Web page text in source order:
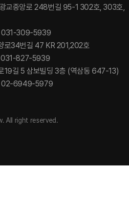
교중앙로 248번길 95-1 302호, 303호,
031-309-5939
로34번길 47 KR 201,202호
031-827-5939
19길 5 삼보빌딩 3층 (역삼동 647-13)
02-6949-5979
All right reserved.